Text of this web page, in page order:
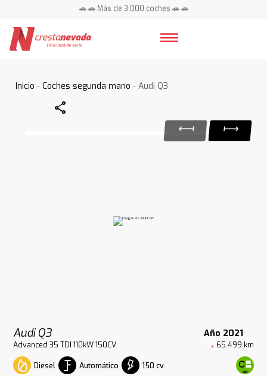
🚗 🚗 Más de 3.000 coches 🚗 🚗
Inicio -Coches segunda mano - Audi Q3
Share
Audi Q3 Año 2021
Advanced 35 TDI 110kW 150CV 65.499 km
Diesel Automático 150 cv